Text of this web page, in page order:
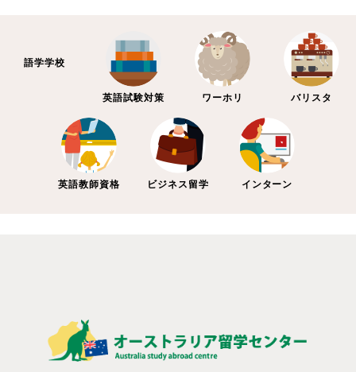
語学学校
英語試験対策 ワーホリ バリスタ
英語教師資格 ビジネス留学 インターン